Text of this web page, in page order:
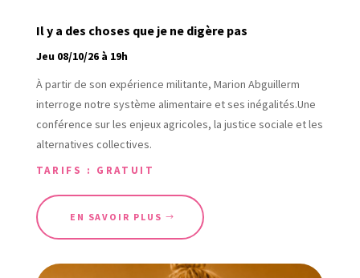
Il y a des choses que je ne digère pas
Jeu 08/10/26 à 19h
À partir de son expérience militante, Marion Abguillerm
interroge notre système alimentaire et ses inégalités.Une
conférence sur les enjeux agricoles, la justice sociale et les
alternatives collectives.
TARIFS : GRATUIT
EN SAVOIR PLUS